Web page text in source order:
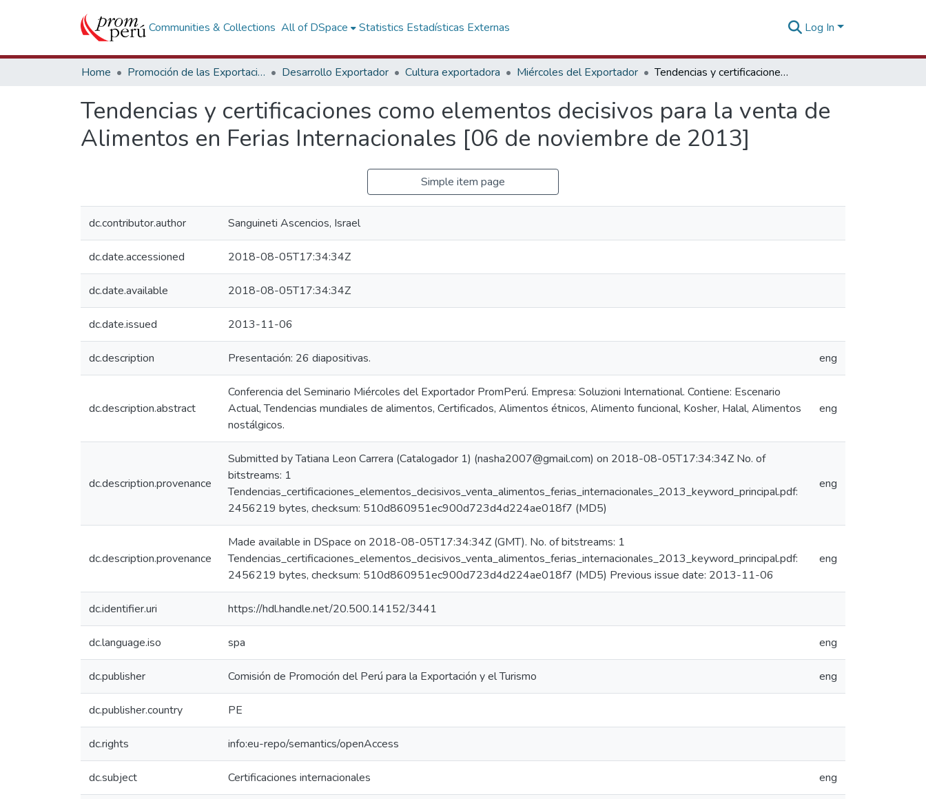
Communities & Collections All of DSpace Statistics Estadísticas Externas Log In
Home Promoción de las Exportaciones Desarrollo Exportador Cultura exportadora Miércoles del Exportador Tendencias y certificaciones como elementos decisivos para la venta de Alimentos en Ferias Internacionales [06 de noviembre de 2013]
Tendencias y certificaciones como elementos decisivos para la venta de
Alimentos en Ferias Internacionales [06 de noviembre de 2013]
Simple item page
dc.contributor.author Sanguineti Ascencios, Israel
dc.date.accessioned 2018-08-05T17:34:34Z
dc.date.available 2018-08-05T17:34:34Z
dc.date.issued 2013-11-06
dc.description Presentación: 26 diapositivas. eng
dc.description.abstract
Conferencia del Seminario Miércoles del Exportador PromPerú. Empresa: Soluzioni International. Contiene: Escenario
Actual, Tendencias mundiales de alimentos, Certificados, Alimentos étnicos, Alimento funcional, Kosher, Halal, Alimentos
nostálgicos.
eng
dc.description.provenance
Submitted by Tatiana Leon Carrera (Catalogador 1) (nasha2007@gmail.com) on 2018-08-05T17:34:34Z No. of
bitstreams: 1
Tendencias_certificaciones_elementos_decisivos_venta_alimentos_ferias_internacionales_2013_keyword_principal.pdf:
2456219 bytes, checksum: 510d860951ec900d723d4d224ae018f7 (MD5)
eng
dc.description.provenance
Made available in DSpace on 2018-08-05T17:34:34Z (GMT). No. of bitstreams: 1
Tendencias_certificaciones_elementos_decisivos_venta_alimentos_ferias_internacionales_2013_keyword_principal.pdf:
2456219 bytes, checksum: 510d860951ec900d723d4d224ae018f7 (MD5) Previous issue date: 2013-11-06
eng
dc.identifier.uri https://hdl.handle.net/20.500.14152/3441
dc.language.iso spa eng
dc.publisher Comisión de Promoción del Perú para la Exportación y el Turismo eng
dc.publisher.country PE
dc.rights info:eu-repo/semantics/openAccess
dc.subject Certificaciones internacionales eng